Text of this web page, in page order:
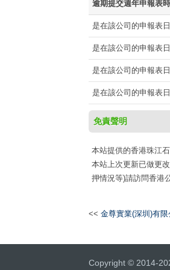
逾期提交週年申報表
是在該公司的申報表
是在該公司的申報表
是在該公司的申報表
是在該公司的申報表
免責聲明
本站提供的香港珠江
本站上次更新已做更
押情況等)請訪問香港
<< 金尊實業(深圳)有限
Copyright © 2014-